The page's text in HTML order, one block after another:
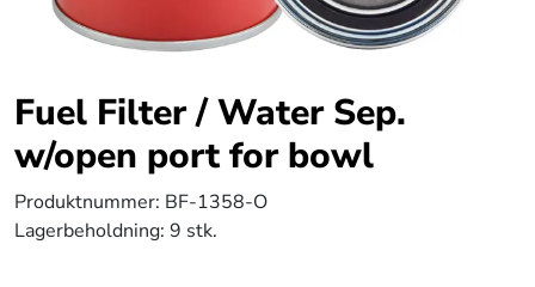
Fuel Filter / Water Sep.
w/open port for bowl
Produktnummer: BF-1358-O
Lagerbeholdning: 9 stk.